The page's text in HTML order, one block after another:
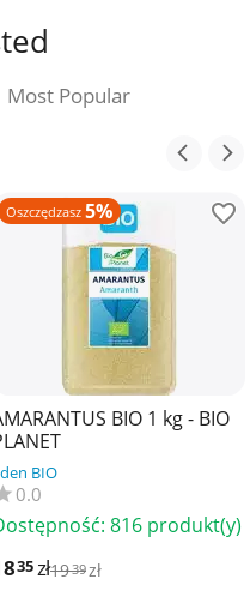
Most Popular
Oszczędzasz 5%
BIO 1 kg - BIO
BIO
0.0
816 produkt(y)
35zł1939zł